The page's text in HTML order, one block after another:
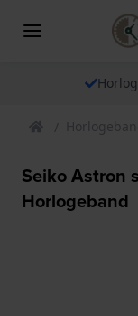
Seiko Astron
Horlogeband